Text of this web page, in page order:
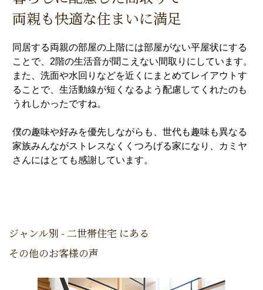
両親も快適な住まいに満足
同居する両親の部屋の上階には部屋がない平屋状にする
ことで、2階の生活音が聞こえない間取りにしています。
また、洗面や水回りなどを近くにまとめてレイアウトす
ることで、生活動線が短くなるよう配慮してくれたのも
うれしかったですね。
僕の趣味や好みを優先しながらも、世代も趣味も異なる
家族みんながストレスなくくつろげる家になり、カミヤ
さんにはとても感謝しています。
ジャンル別 - 二世帯住宅 にある
その他のお客様の声